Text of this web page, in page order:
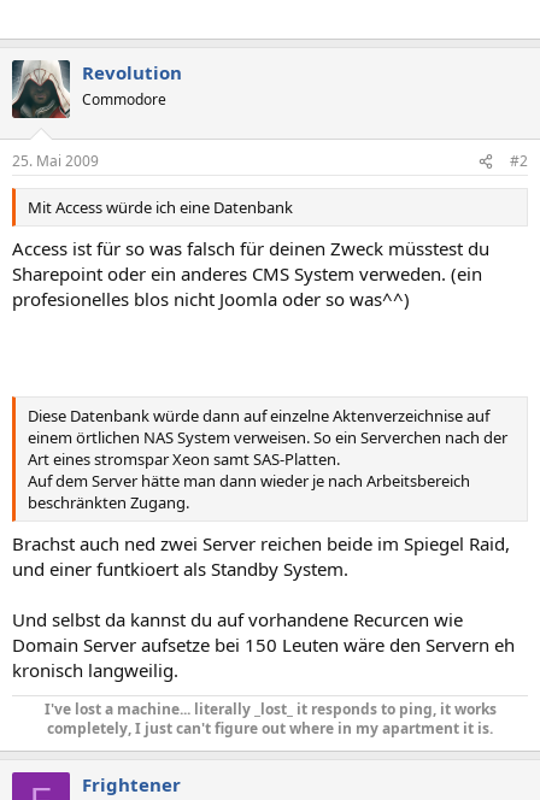
Revolution
Commodore
25. Mai 2009 #2
Mit Access würde ich eine Datenbank
Access ist für so was falsch für deinen Zweck müsstest du
Sharepoint oder ein anderes CMS System verweden. (ein
profesionelles blos nicht Joomla oder so was^^)
Diese Datenbank würde dann auf einzelne Aktenverzeichnise auf
einem örtlichen NAS System verweisen. So ein Serverchen nach der
Art eines stromspar Xeon samt SAS-Platten.
Auf dem Server hätte man dann wieder je nach Arbeitsbereich
beschränkten Zugang.
Brachst auch ned zwei Server reichen beide im Spiegel Raid,
und einer funtkioert als Standby System.
Und selbst da kannst du auf vorhandene Recurcen wie
Domain Server aufsetze bei 150 Leuten wäre den Servern eh
kronisch langweilig.
I've lost a machine... literally _lost_ it responds to ping, it works
completely, I just can't figure out where in my apartment it is.
Frightener